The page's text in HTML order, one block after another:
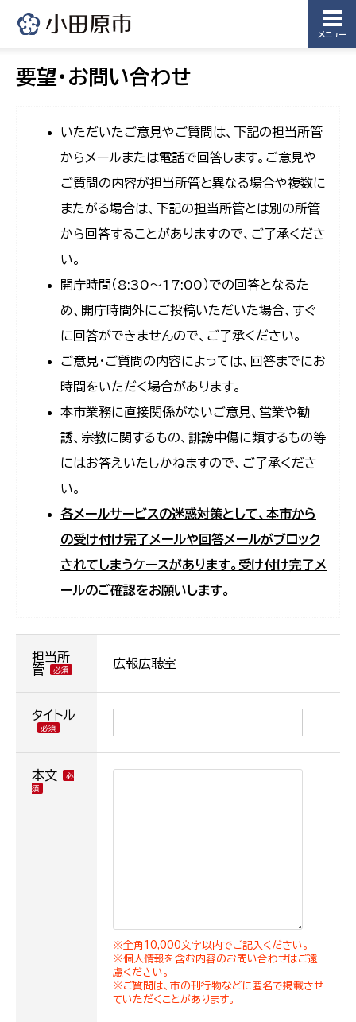
メニュー
要望・お問い合わせ
いただいたご意見やご質問は、下記の担当所管
からメールまたは電話で回答します。ご意見や
ご質問の内容が担当所管と異なる場合や複数に
またがる場合は、下記の担当所管とは別の所管
から回答することがありますので、ご了承くださ
い。
開庁時間（8:30〜17:00）での回答となるた
め、開庁時間外にご投稿いただいた場合、すぐ
に回答ができませんので、ご了承ください。
ご意見・ご質問の内容によっては、回答までにお
時間をいただく場合があります。
本市業務に直接関係がないご意見、営業や勧
誘、宗教に関するもの、誹謗中傷に類するもの等
にはお答えいたしかねますので、ご了承くださ
い。
各メールサービスの迷惑対策として、本市から
の受け付け完了メールや回答メールがブロック
されてしまうケースがあります。受け付け完了メ
ールのご確認をお願いします。
担当所
管
広報広聴室
タイトル
本文
※全角10,000文字以内でご記入ください。
※個人情報を含む内容のお問い合わせはご遠
慮ください。
※ご質問は、市の刊行物などに匿名で掲載させ
ていただくことがあります。